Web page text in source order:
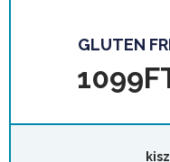
GLUTEN
1099